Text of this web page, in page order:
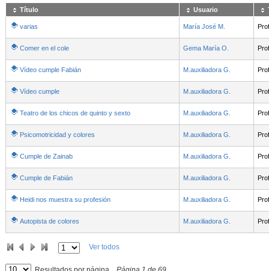
Título Usuario
varias María José M.
Comer en el cole Gema María O.
Vídeo cumple Fabián M.auxiliadora G.
Vídeo cumple M.auxiliadora G.
Teatro de los chicos de quinto y sexto M.auxiliadora G.
Psicomotricidad y colores M.auxiliadora G.
Cumple de Zainab M.auxiliadora G.
Cumple de Fabián M.auxiliadora G.
Heidi nos muestra su profesión M.auxiliadora G.
Autopista de colores M.auxiliadora G.
Ver todos